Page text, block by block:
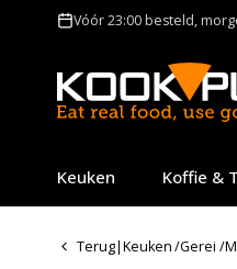
Vóór 23:00 besteld,
Keuken Koffie &
Terug|Keuken/Gerei /